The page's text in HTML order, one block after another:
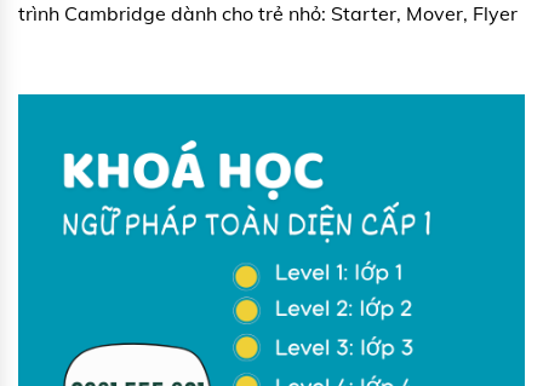
trình Cambridge dành cho trẻ nhỏ: Starter, Mover, Flyer